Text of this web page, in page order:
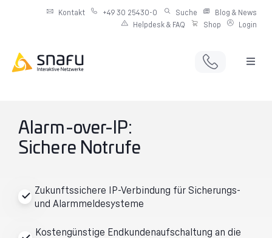
Kontakt +49 30 25430-0 Suche
Blog & News
Helpdesk & FAQ
Shop Login
Individuelle IT-Infrastruktur
Produkte & Angebote
Netzwerkdienste
Alarm-over-IP:
Sichere Notrufe
Zukunftssichere IP-Verbindung für Sicherungs-
und Alarmmeldesysteme
Kostengünstige Endkundenaufschaltung an die